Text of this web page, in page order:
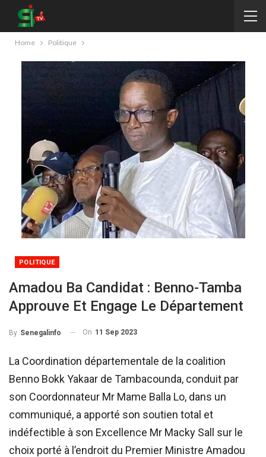
Home Politique
POLITIQUE
Amadou Ba Candidat : Benno-Tamba
Approuve Et Engage Le Département
By Senegalinfo On 11 Sep 2023
La Coordination départementale de la coalition
Benno Bokk Yakaar de Tambacounda, conduit par
son Coordonnateur Mr Mame Balla Lo, dans un
communiqué, a apporté son soutien total et
indéfectible à son Excellence Mr Macky Sall sur le
choix porté à l’endroit du Premier Ministre Amadou